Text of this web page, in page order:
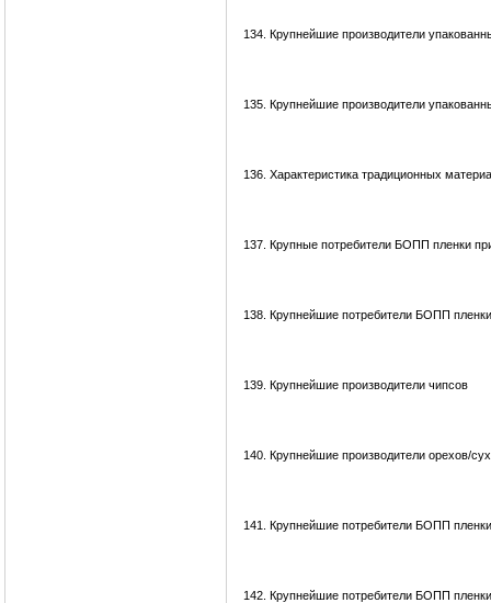
134. Крупнейшие производители
135. Крупнейшие производители
136. Характеристика традиционных
137. Крупные потребители БОПП пленки
138. Крупнейшие потребители БОПП
139. Крупнейшие производители чипсов
140. Крупнейшие производители орехов/
141. Крупнейшие потребители БОПП
142. Крупнейшие потребители БОПП